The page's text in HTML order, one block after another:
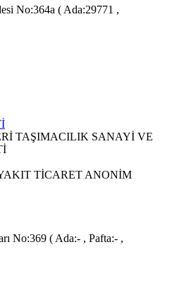
No:364a ( Ada:29771 ,
TAŞIMACILIK SANAYİ VE
TİCARET ANONİM
No:369 ( Ada:- , Pafta:- ,